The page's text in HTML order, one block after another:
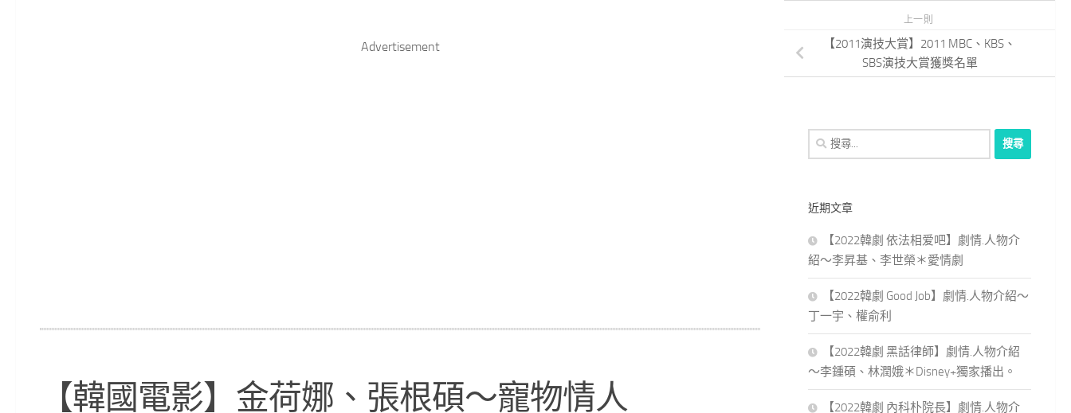
Advertisement
【韓國電影】金荷娜、張根碩～寵物情人
上一則
【2011演技大賞】2011 MBC、KBS、
SBS演技大賞獲獎名單
搜
尋
字:
近期文章
【2022韓劇 依法相爱吧】劇情.人物介
紹～李昇基、李世榮＊愛情劇
【2022韓劇 Good Job】劇情.人物介紹～
丁一宇、權俞利
【2022韓劇 黑話律師】劇情.人物介紹
～李鍾碩、林潤娥＊Disney+獨家播出。
【2022韓劇 內科朴院長】劇情.人物介